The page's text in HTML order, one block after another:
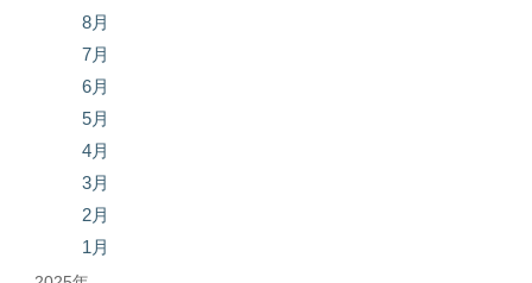
8月
7月
6月
5月
4月
3月
2月
1月